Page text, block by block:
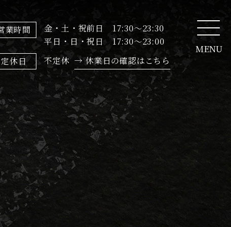
業時間
金・土・祝前日 17:30～23:30
平日・日・祝日 17:30～23:00
定休日
不定休→ 休業日の確認はこちら
MENU